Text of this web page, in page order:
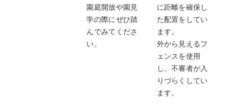
園庭開放や園見
学の際にぜひ踏
んでみてくださ
い。
に距離を確保し
た配置をしてい
ます。
外から見えるフ
ェンスを使用
し、不審者が入
りづらくしてい
ます。